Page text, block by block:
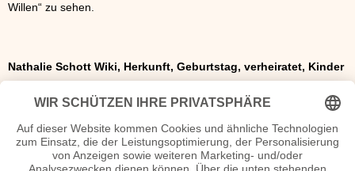
Willen“ zu sehen.
Nathalie Schott Wiki, Herkunft, Geburtstag, verheiratet, Kinder
n.n.v. - Die offizielle Nathalie Schott Homepage
Movies Nathalie Schott Filme
n.n.v.